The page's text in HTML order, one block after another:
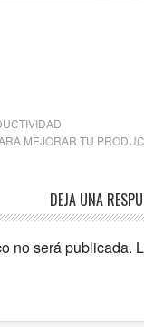
MEJORAR TU
DEJA UNA
no será publicada.